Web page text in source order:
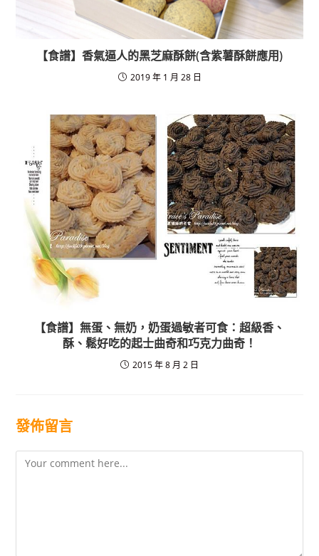
【食譜】香氣逼人的黑芝麻酥餅(含紫薯酥餅應用)
2019 年 1 月 28 日
【食譜】無蛋、無奶，奶蛋過敏者可食：超級香、
酥、鬆好吃的起士曲奇和巧克力曲奇！
2015 年 8 月 2 日
發佈留言
Comment